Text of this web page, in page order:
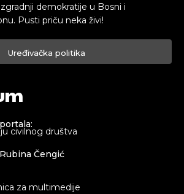
demokratije u Bosni i
Pusti priču neka živi!
Uređivačka politika
civilnog društva
Čengić
za multimedije